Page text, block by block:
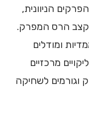
הניוונית,
קצב הרס המפרק.
ומודלים
מרכזיים
לשחיקה